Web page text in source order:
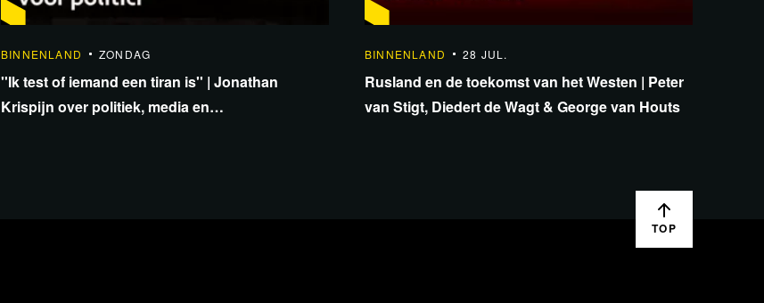
BINNENLAND ZONDAG
''Ik test of iemand een tiran is'' | Jonathan
Krispijn over politiek, media en
BINNENLAND 28 JUL.
Rusland en de toekomst van het Westen | Peter
van Stigt, Diedert de Wagt & George van Houts
TOP